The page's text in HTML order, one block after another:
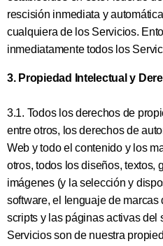
rescisión inmediata y
cualquiera de los Servicios.
inmediatamente todos los
3. Propiedad Intelectual y
3.1. Todos los derechos de
entre otros, los derechos de
Web y todo el contenido y los
otros, todos los diseños, textos,
imágenes (y la selección y
software, el lenguaje de marcas
scripts y las páginas activas del
Servicios son de nuestra